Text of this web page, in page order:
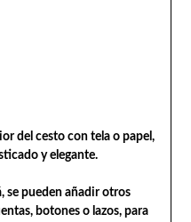
del cesto con tela o papel,
y elegante.
se pueden añadir otros
botones o lazos, para